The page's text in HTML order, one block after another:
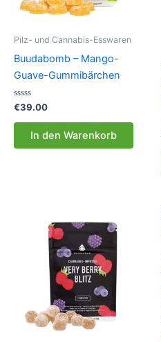
Pilz- und Cannabis-Esswaren
Buudabomb – Mango-
Guave-Gummibärchen
Bewertet
mit
0
€39.00
In den Warenkorb